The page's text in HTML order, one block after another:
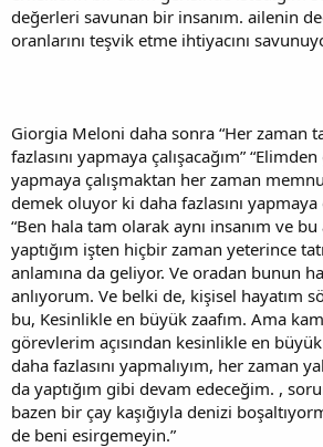
değerleri savunan bir insanım. ailenin
oranlarını teşvik etme ihtiyacını
Giorgia Meloni daha sonra “Her zaman
fazlasını yapmaya çalışacağım”
yapmaya çalışmaktan her zaman
demek oluyor ki daha fazlasını yapmaya
“Ben hala tam olarak aynı insanım ve bu
yaptığım işten hiçbir zaman yeterince
anlamına da geliyor. Ve oradan bunun
anlıyorum. Ve belki de, kişisel hayatım
bu, Kesinlikle en büyük zaafım. Ama
görevlerim açısından kesinlikle en
daha fazlasını yapmalıyım, her zaman
da yaptığım gibi devam edeceğim. ,
bazen bir çay kaşığıyla denizi
de beni esirgemeyin.”